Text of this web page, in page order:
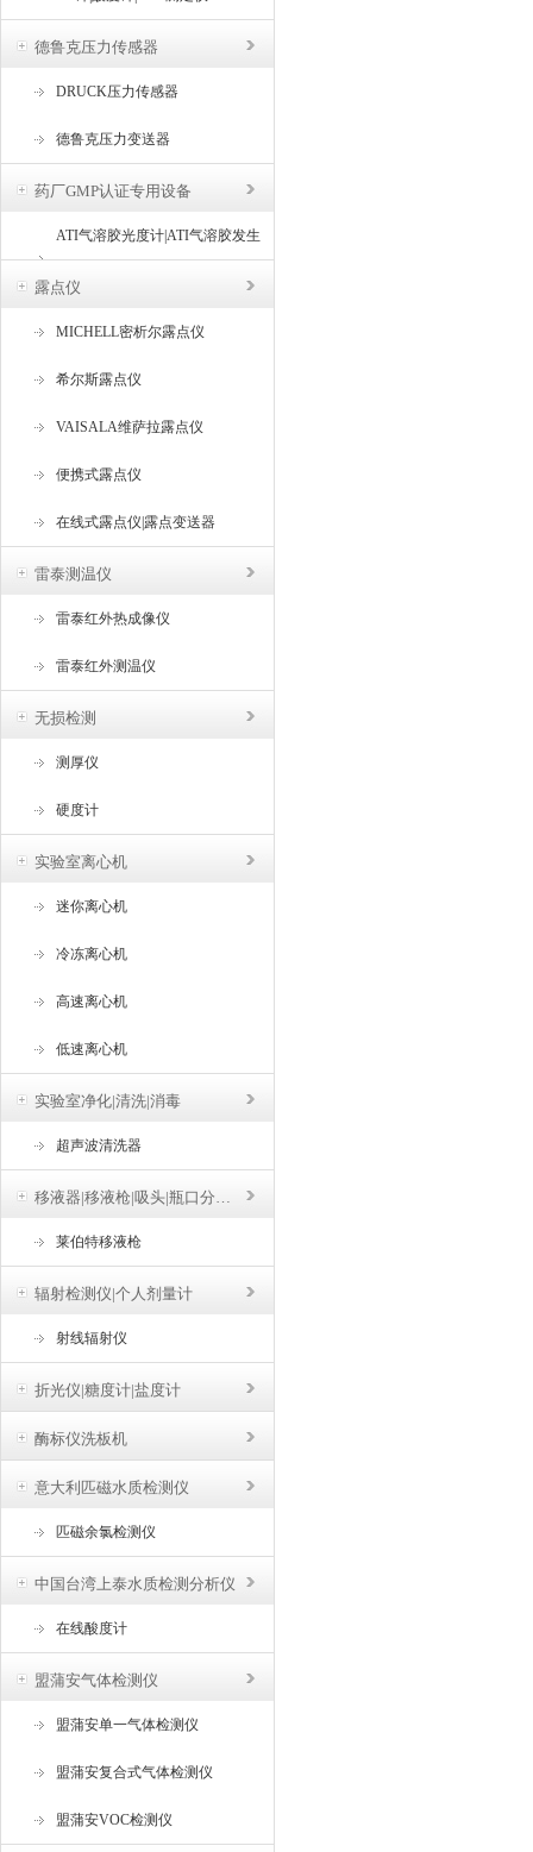
德鲁克压力传感器
DRUCK压力传感器
德鲁克压力变送器
药厂GMP认证专用设备
ATI气溶胶光度计|ATI气溶胶发生
器
露点仪
MICHELL密析尔露点仪
希尔斯露点仪
VAISALA维萨拉露点仪
便携式露点仪
在线式露点仪|露点变送器
雷泰测温仪
雷泰红外热成像仪
雷泰红外测温仪
无损检测
测厚仪
硬度计
实验室离心机
迷你离心机
冷冻离心机
高速离心机
低速离心机
实验室净化|清洗|消毒
超声波清洗器
移液器|移液枪|吸头|瓶口分液器
莱伯特移液枪
辐射检测仪|个人剂量计
射线辐射仪
折光仪|糖度计|盐度计
酶标仪洗板机
意大利匹磁水质检测仪
匹磁余氯检测仪
中国台湾上泰水质检测分析仪
在线酸度计
盟蒲安气体检测仪
盟蒲安单一气体检测仪
盟蒲安复合式气体检测仪
盟蒲安VOC检测仪